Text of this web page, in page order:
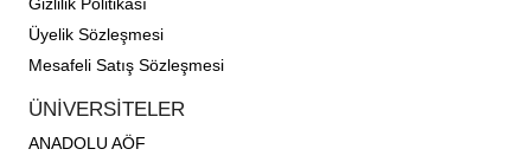
Üyelik Sözleşmesi
Mesafeli Satış Sözleşmesi
ÜNİVERSİTELER
ANADOLU AÖF